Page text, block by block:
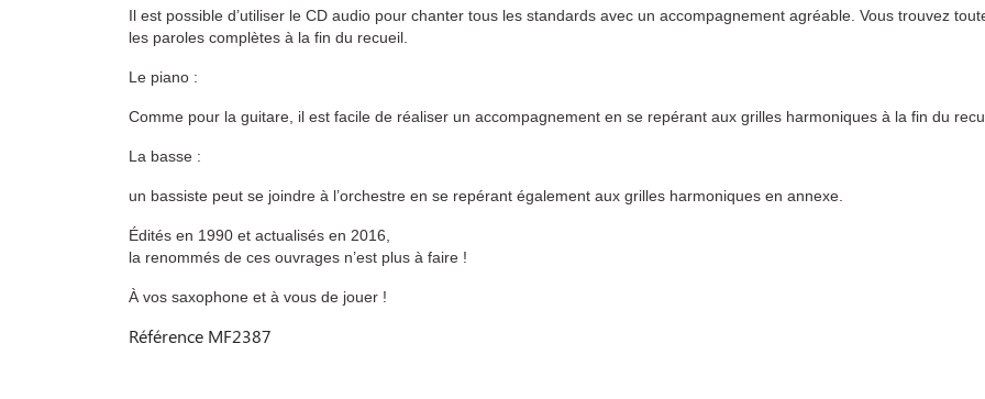
Il est possible d’utiliser le CD audio pour chanter tous les standards avec un accompagnement agréable. Vous trouvez
les paroles complètes à la fin du recueil.
Le piano :
Comme pour la guitare, il est facile de réaliser un accompagnement en se repérant aux grilles harmoniques à la fin du
La basse :
un bassiste peut se joindre à l’orchestre en se repérant également aux grilles harmoniques en annexe.
Édités en 1990 et actualisés en 2016,
la renommés de ces ouvrages n’est plus à faire !
À vos saxophone et à vous de jouer !
Référence MF2387